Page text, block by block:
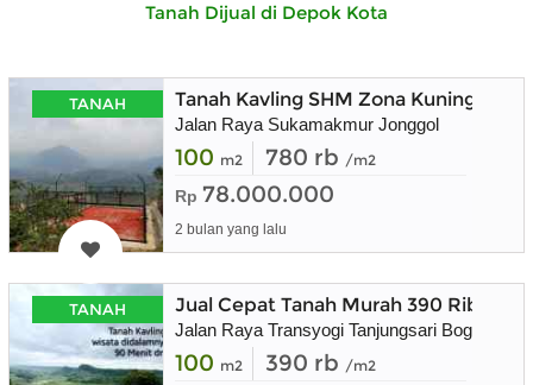
Tanah Dijual di Depok Kota
TANAH Tanah Kavling SHM Zona Kuning
Jalan Raya Sukamakmur Jonggol
100 m2 780 rb /m2
Rp 78.000.000
2 bulan yang lalu
TANAH Jual Cepat Tanah Murah 390 Ribu
Jalan Raya Transyogi Tanjungsari Bogor
100 m2 390 rb /m2